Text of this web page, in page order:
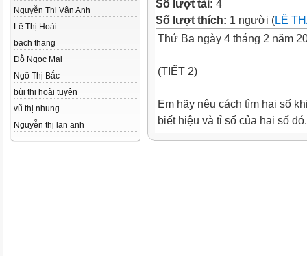
Nguyễn Thị Vân Anh
Lê Thị Hoài
bach thang
Đỗ Ngọc Mai
Ngô Thị Bắc
bùi thị hoài tuyên
vũ thị nhung
Nguyễn thị lan anh
Số lượt tải: 4
Số lượt thích: 1 người (LÊ
Thứ Ba ngày 4 tháng 2 năm
(TIẾT 2)
Em hãy nêu cách tìm hai số
biết hiệu và tỉ số của hai số đó.